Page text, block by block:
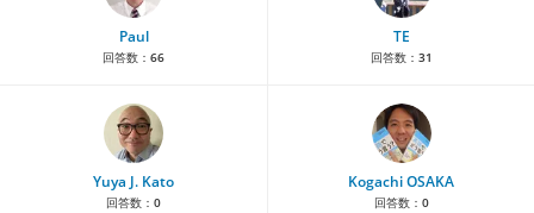
Paul
回答数： 66
TE
回答数： 31
Yuya J. Kato
回答数： 0
Kogachi OSAKA
回答数： 0